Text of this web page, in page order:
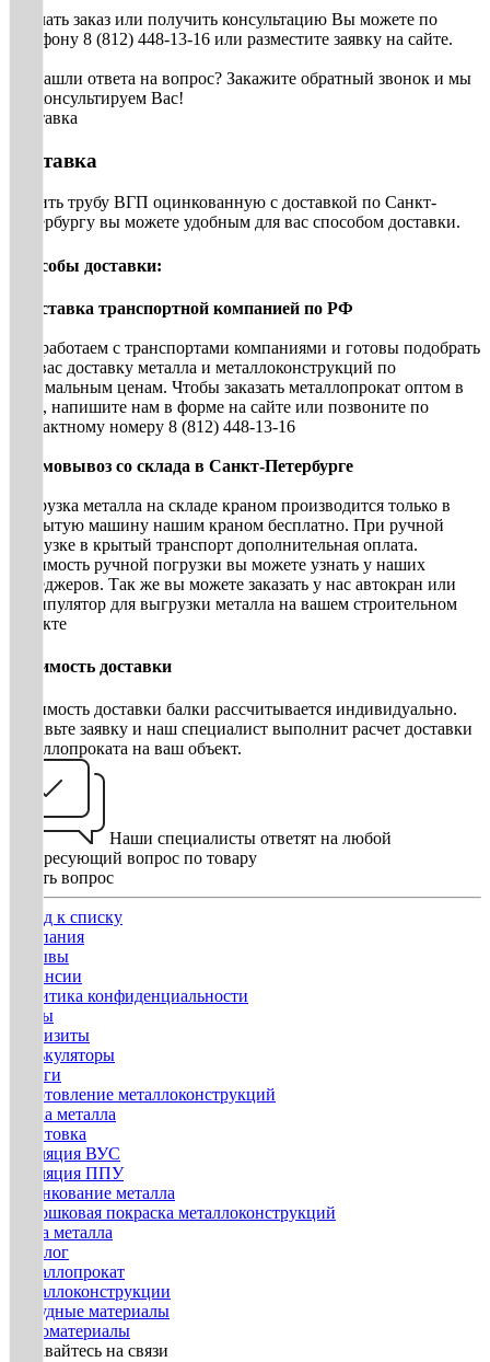
Сделать заказ или получить консультацию Вы можете по
телефону 8 (812) 448-13-16 или разместите заявку на сайте.
Не нашли ответа на вопрос? Закажите обратный звонок и мы
проконсультируем Вас!
Доставка
Доставка
Купить трубу ВГП оцинкованную с доставкой по Санкт-
Петербургу вы можете удобным для вас способом доставки.
Способы доставки:
• Доставка транспортной компанией по РФ
Мы работаем с транспортами компаниями и готовы подобрать
для вас доставку металла и металлоконструкций по
оптимальным ценам. Чтобы заказать металлопрокат оптом в
СПб, напишите нам в форме на сайте или позвоните по
контактному номеру 8 (812) 448-13-16
• Самовывоз со склада в Санкт-Петербурге
Погрузка металла на складе краном производится только в
открытую машину нашим краном бесплатно. При ручной
погрузке в крытый транспорт дополнительная оплата.
Стоимость ручной погрузки вы можете узнать у наших
менеджеров. Так же вы можете заказать у нас автокран или
манипулятор для выгрузки металла на вашем строительном
объекте
Стоимость доставки
Стоимость доставки балки рассчитывается индивидуально.
Оставьте заявку и наш специалист выполнит расчет доставки
металлопроката на ваш объект.
Наши специалисты ответят на любой
интересующий вопрос по товару
Задать вопрос
Назад к списку
Компания
Отзывы
Вакансии
Политика конфиденциальности
Госты
Реквизиты
Калькуляторы
Услуги
Изготовление металлоконструкций
Гибка металла
Грунтовка
Изоляция ВУС
Изоляция ППУ
Оцинкование металла
Порошковая покраска металлоконструкций
Резка металла
Каталог
Металлопрокат
Металлоконструкции
Нерудные материалы
Пиломатериалы
Оставайтесь на связи